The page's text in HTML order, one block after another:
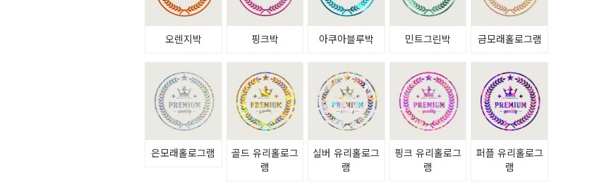
오렌지박 핑크박 아쿠아블루박 민트그린박 금모래홀로그램
은모래홀로그램
골드 유리홀로그
램
실버 유리홀로그
램
핑크 유리홀로그
램
퍼플 유리홀로그
램